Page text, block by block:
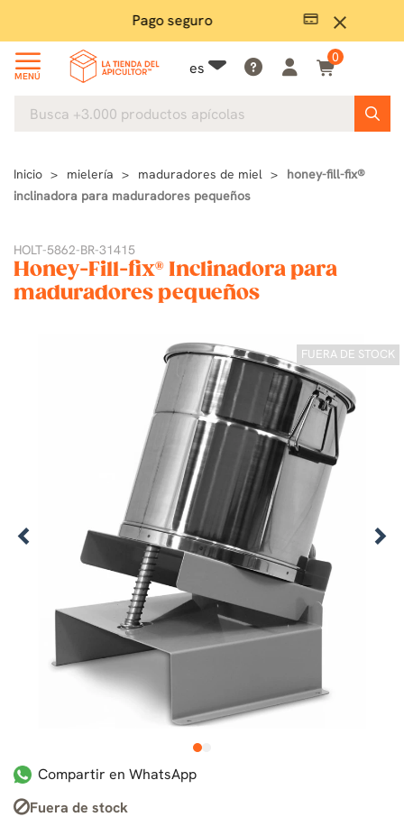
close
Pago seguro
MENÚ es
0
Inicio mielería maduradores de miel
honey-fill-fix®
inclinadora para maduradores pequeños
HOLT-5862-BR-31415
Honey-Fill-fix® Inclinadora para
maduradores pequeños
FUERA DE STOCK
1
Compartir en WhatsApp
Fuera de stock